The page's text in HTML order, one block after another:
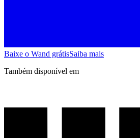
Baixe o Wand grátisSaiba mais
Também disponível em